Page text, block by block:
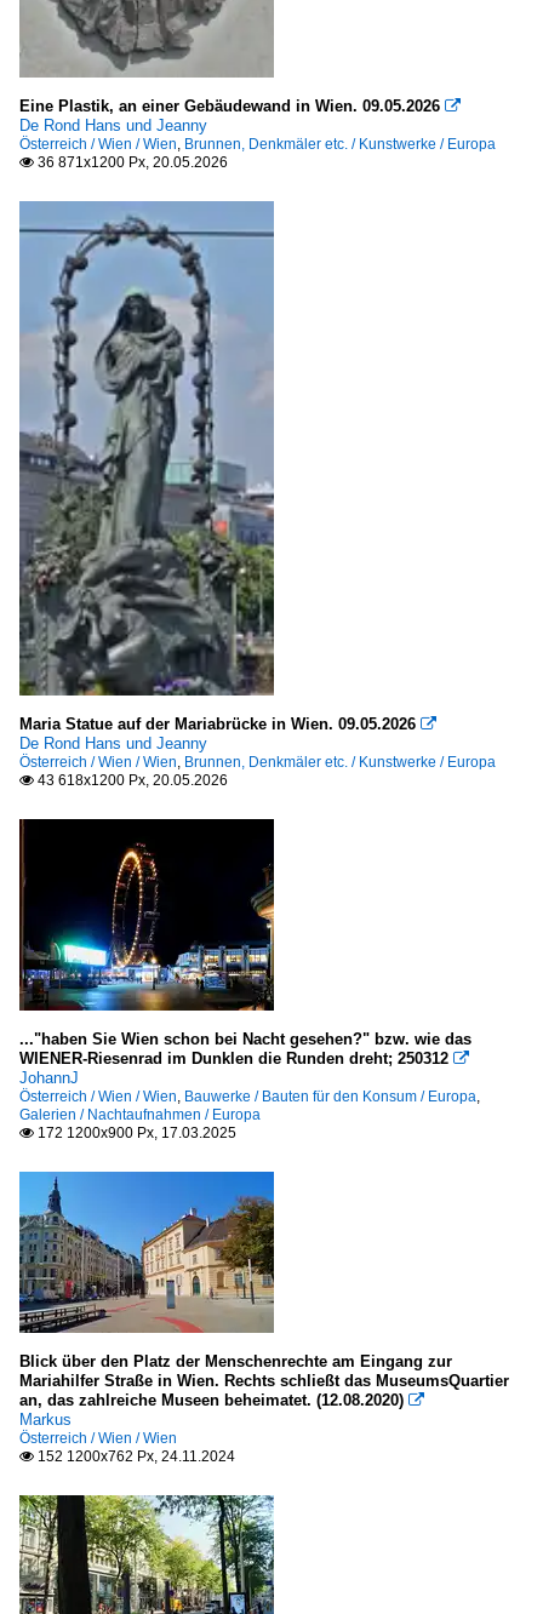
Eine Plastik, an einer Gebäudewand in Wien. 09.05.2026 
De Rond Hans und Jeanny
Österreich / Wien / Wien, Brunnen, Denkmäler etc. / Kunstwerke / Europa
 36 871x1200 Px, 20.05.2026
Maria Statue auf der Mariabrücke in Wien. 09.05.2026 
De Rond Hans und Jeanny
Österreich / Wien / Wien, Brunnen, Denkmäler etc. / Kunstwerke / Europa
 43 618x1200 Px, 20.05.2026
..."haben Sie Wien schon bei Nacht gesehen?" bzw. wie das
WIENER-Riesenrad im Dunklen die Runden dreht; 250312 
JohannJ
Österreich / Wien / Wien, Bauwerke / Bauten für den Konsum / Europa,
Galerien / Nachtaufnahmen / Europa
 172 1200x900 Px, 17.03.2025
Blick über den Platz der Menschenrechte am Eingang zur
Mariahilfer Straße in Wien. Rechts schließt das MuseumsQuartier
an, das zahlreiche Museen beheimatet. (12.08.2020) 
Markus
Österreich / Wien / Wien
 152 1200x762 Px, 24.11.2024